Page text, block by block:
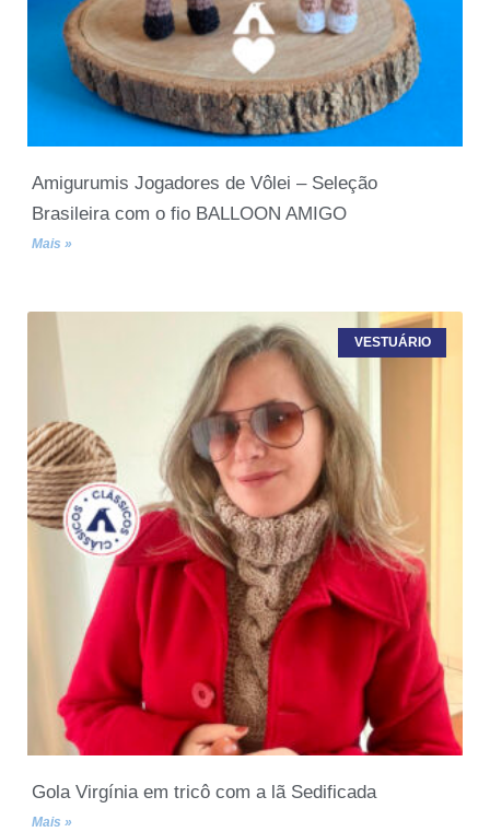
Amigurumis Jogadores de Vôlei – Seleção
Brasileira com o fio BALLOON AMIGO
Mais »
VESTUÁRIO
Gola Virgínia em tricô com a lã Sedificada
Mais »